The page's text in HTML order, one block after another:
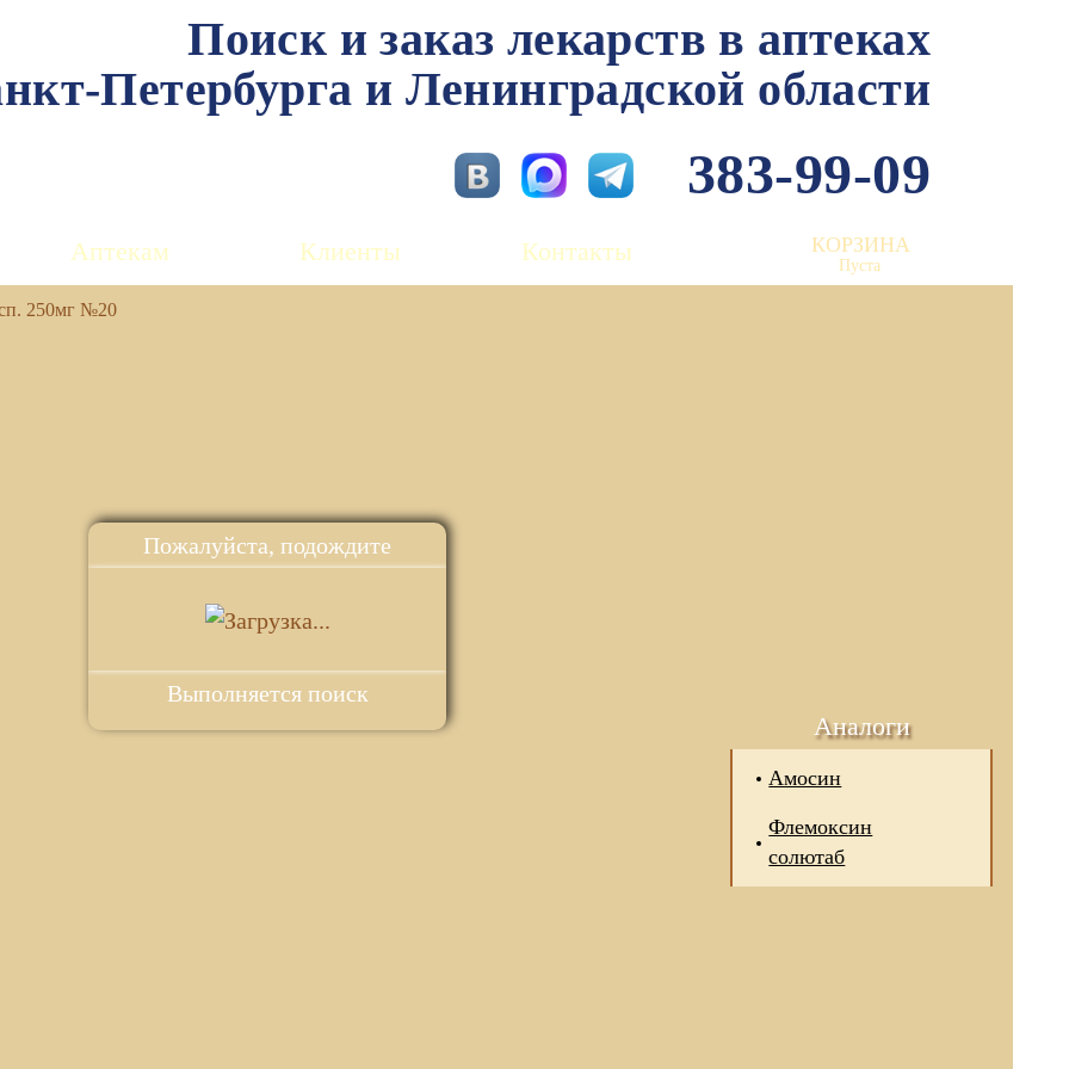
Пожалуйста, подождите
Выполняется поиск
Поиск и заказ лекарств в аптеках
Петербурга и Ленинградской области
383-99-09
Аптекам Клиенты Контакты КОРЗИНА
Пуста
250мг №20
Аналоги
Амосин
Флемоксин
солютаб